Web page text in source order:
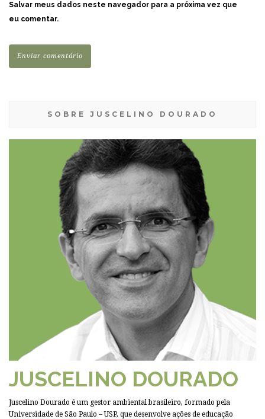
Salvar meus dados neste navegador para a próxima vez que
eu comentar.
SOBRE JUSCELINO DOURADO
JUSCELINO DOURADO
Juscelino Dourado é um gestor ambiental brasileiro, formado pela
Universidade de São Paulo – USP, que desenvolve ações de educação